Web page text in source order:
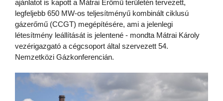
ajánlatot is kapott a Mátrai Erőmű területén tervezett,
legfeljebb 650 MW-os teljesítményű kombinált ciklusú
gázerőmű (CCGT) megépítésére, ami a jelenlegi
létesítmény leállítását is jelentené - mondta Mátrai Károly
vezérigazgató a cégcsoport által szervezett 54.
Nemzetközi Gázkonferencián.